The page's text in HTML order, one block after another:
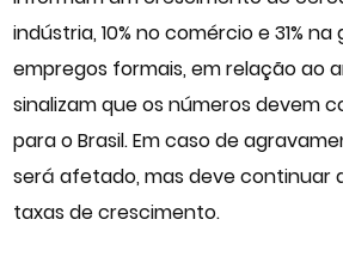
indústria, 10% no comércio e 31%
empregos formais, em relação ao
sinalizam que os números devem
para o Brasil. Em caso de
será afetado, mas deve continuar
taxas de crescimento.